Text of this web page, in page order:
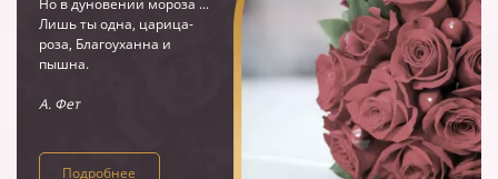
Но в дуновении мороза ...
Лишь ты одна, царица-
роза, Благоуханна и
пышна.
А. Фет
Подробнее